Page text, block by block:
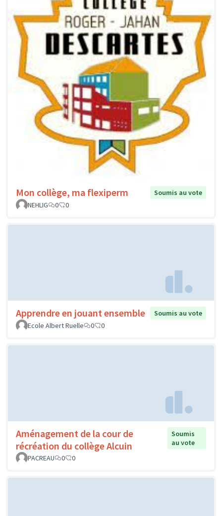
Mon collège, ma flexiperm
Soumis au vote
NEHLIG
0 0
Apprendre en jouant ensemble
Soumis au vote
Ecole Albert Ruelle
0 0
Aménagement de la cour de
récréation du collège Alcuin
Soumis
au vote
PACREAU
0 0